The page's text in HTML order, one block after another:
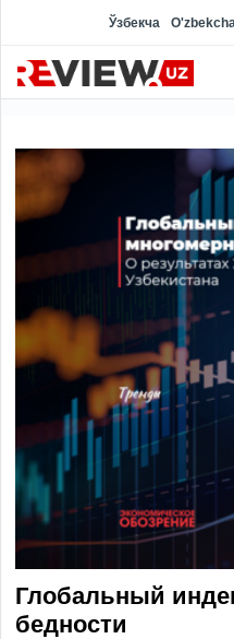
Ўзбекча
Глобальный
бедности